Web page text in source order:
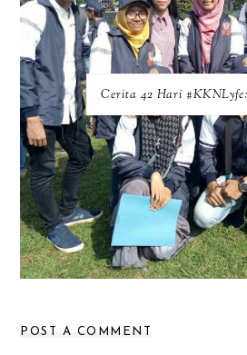
Cerita 42 Hari
POST A COMMENT